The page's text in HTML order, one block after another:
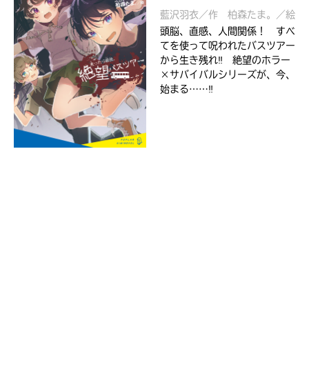
藍沢羽衣／作
柏森たま。／絵
頭脳、直感、人間関係！ すべ
てを使って呪われたバスツアー
から生き残れ‼ 絶望のホラー
×サバイバルシリーズが、今、
始まる……‼